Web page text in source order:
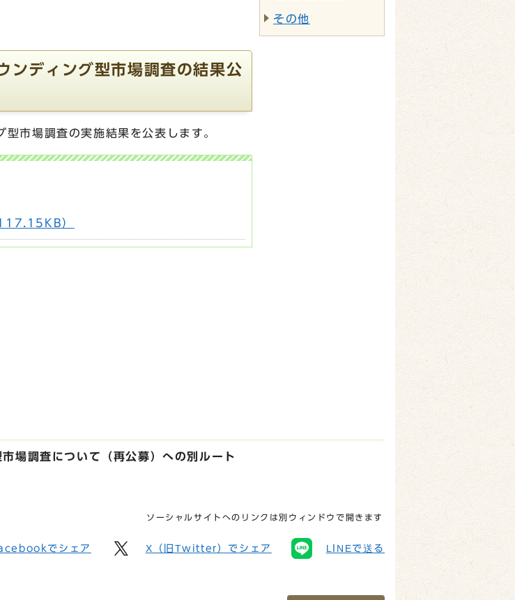
ンディング型市場調査の結果公
市場調査の実施結果を公表します。
）
その他
場調査について（再公募）への別ルート
ソーシャルサイトへのリンクは別ウィンドウで開きます
でシェア X（旧Twitter）でシェア LINEで送る